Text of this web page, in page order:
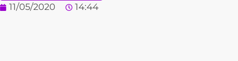
11/05/2020
14:44